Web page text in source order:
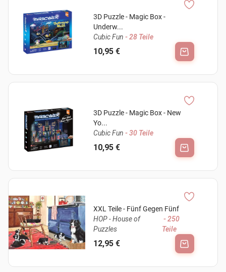
3D Puzzle - Magic Box -
Underw...
Cubic Fun - 28 Teile
10,95 €
3D Puzzle - Magic Box - New
Yo...
Cubic Fun - 30 Teile
10,95 €
XXL Teile - Fünf Gegen Fünf
HOP - House of
Puzzles
- 250
Teile
12,95 €